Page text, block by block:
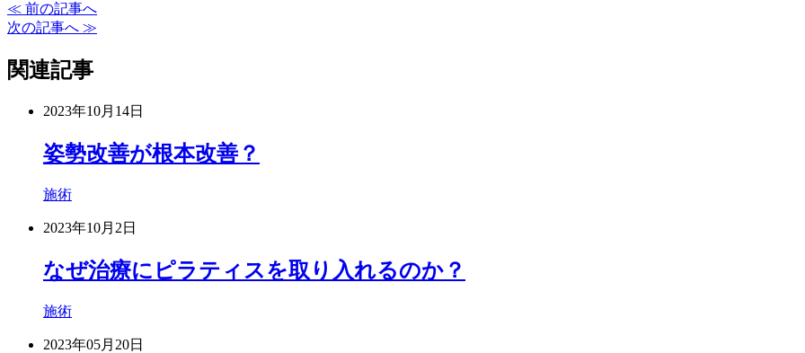
≪ 前の記事へ
次の記事へ ≫
関連記事
2023年10月14日
姿勢改善が根本改善？
施術
2023年10月2日
なぜ治療にピラティスを取り入れるのか？
施術
2023年05月20日